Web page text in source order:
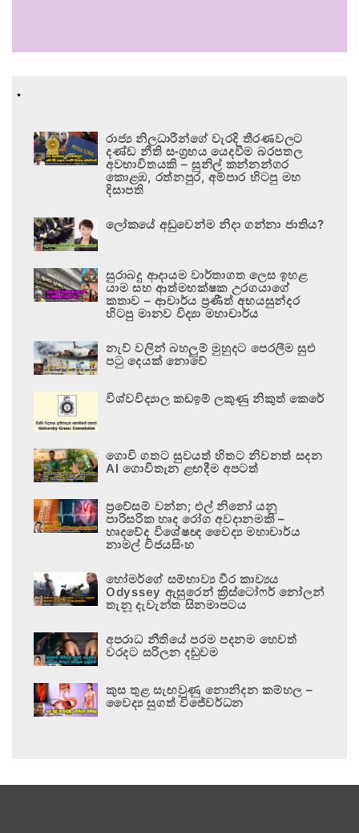
.
රාජ්‍ය නිලධාරීන්ගේ වැරදි තීරණවලට
දණ්ඩ නීති සංග්‍රහය යෙදවීම බරපතල
අවභාවිතයකි – සුනිල් කන්නන්ගර
කොළඹ, රත්නපුර, අම්පාර හිටපු මහ
දිසාපති
ලෝකයේ අඩුවෙන්ම නිදා ගන්නා ජාතිය?
සුරාබදු ආදායම වාර්තාගත ලෙස ඉහළ
යාම සහ ආත්මභක්ෂක උරගයාගේ
කතාව – ආචාර්ය ප්‍රණීත් අභයසුන්දර
හිටපු මානව විද්‍යා මහාචාර්ය
නැව් වලින් බහලුම් මුහුදට පෙරලීම සුළු
පටු දෙයක් නොවේ
විශ්වවිද්‍යාල කඩඉම් ලකුණු නිකුත් කෙරේ
ගොවි ගතට සුවයත් හිතට නිවනත් සදන
AI ගොවිතැන ළඟදීම අපටත්
ප්‍රවේසම් වන්න; එල් නිනෝ යනු
පාරිසරික හෘද රෝග අවදානමකි –
හෘදවේද විශේෂඥ වෛද්‍ය මහාචාර්ය
නාමල් විජයසිංහ
හෝමර්ගේ සම්භාව්‍ය වීර කාව්‍යය
Odyssey ඇසුරෙන් ක්‍රිස්ටෝෆර් නෝලන්
තැනූ දැවැන්ත සිනමාපටය
අපරාධ නීතියේ පරම පදනම හෙවත්
වරදට සරිලන දඬුවම
කුස තුළ සැඟවුණු නොනිදන කම්හල –
වෛද්‍ය සුගත් විජේවර්ධන